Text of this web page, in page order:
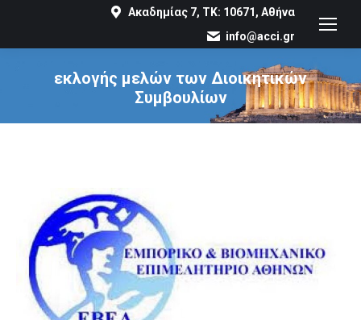
Ακαδημίας 7, ΤΚ: 10671, Αθήνα
info@acci.gr
εκλογής μελών των Διοικητικών
Συμβουλίων
You are here: